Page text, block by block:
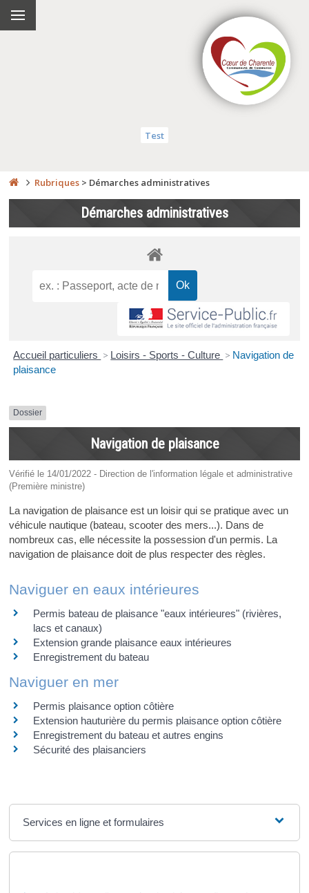
Test
Rubriques > Démarches administratives
Démarches administratives
Accueil particuliers > Loisirs - Sports - Culture > Navigation de
plaisance
Dossier
Navigation de plaisance
Vérifié le 14/01/2022 - Direction de l'information légale et administrative
(Première ministre)
La navigation de plaisance est un loisir qui se pratique avec un
véhicule nautique (bateau, scooter des mers...). Dans de
nombreux cas, elle nécessite la possession d'un permis. La
navigation de plaisance doit de plus respecter des règles.
Naviguer en eaux intérieures
Permis bateau de plaisance "eaux intérieures" (rivières,
lacs et canaux)
Extension grande plaisance eaux intérieures
Enregistrement du bateau
Naviguer en mer
Permis plaisance option côtière
Extension hauturière du permis plaisance option côtière
Enregistrement du bateau et autres engins
Sécurité des plaisanciers
Services en ligne et formulaires